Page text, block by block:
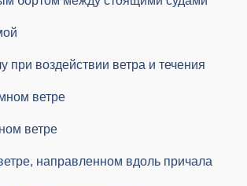
при воздействии ветра и течения
ветре
ветре
направленном вдоль причала